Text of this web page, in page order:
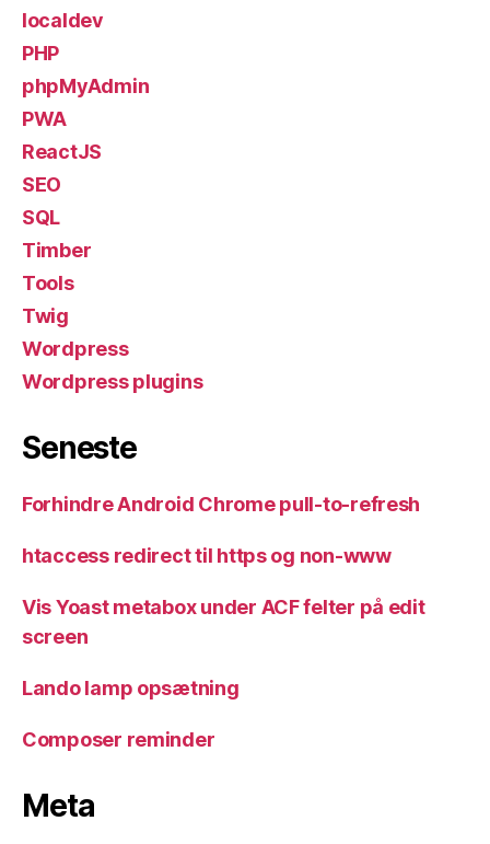
localdev
PHP
phpMyAdmin
PWA
ReactJS
SEO
SQL
Timber
Tools
Twig
Wordpress
Wordpress plugins
Seneste
Forhindre Android Chrome pull-to-refresh
htaccess redirect til https og non-www
Vis Yoast metabox under ACF felter på edit
screen
Lando lamp opsætning
Composer reminder
Meta